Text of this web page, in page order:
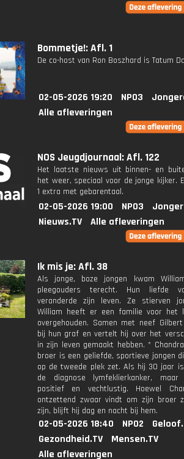
Bommetje!: Afl. 1
De co-host van Ron Boszhard is Tatum
02-05-2026 19:20 NPO3
Alle afleveringen
NOS Jeugdjournaal: Afl. 122
Het laatste nieuws uit binnen- en
het weer, speciaal voor de jonge kijker.
1 extra met gebarentaal.
02-05-2026 19:00 NPO3
Nieuws.TV
Alle afleveringen
Ik mis je: Afl. 38
Als jonge, boze jongen kwam
pleegouders terecht. Hun liefde
veranderde zijn leven. Ze stierven
William heeft er een familie voor het
overgehouden. Samen met neef
bij hun graf en vertelt hij over het
in zijn leven gemaakt hebben. *
broer is een geliefde, sportieve jongen
op de tweede plek zet. Als hij 30 jaar
de diagnose lymfeklierkanker,
positief en vechtlustig. Hoewel
ontzettend zwaar vindt om zijn broer
zijn, blijft hij dag en nacht bij hem.
02-05-2026 18:40 NPO2
Gezondheid.TV
Mensen.TV
Alle afleveringen